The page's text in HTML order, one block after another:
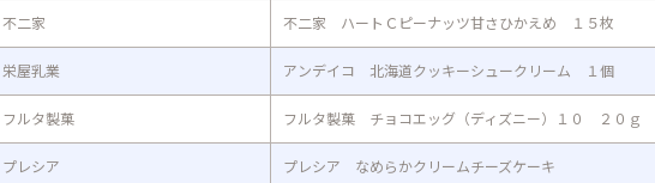
不二家 不二家 ハートＣピーナッツ甘さひかえめ １５枚
栄屋乳業 アンデイコ 北海道クッキーシュークリーム １個
フルタ製菓 フルタ製菓 チョコエッグ（ディズニー）１０ ２０ｇ
プレシア プレシア なめらかクリームチーズケーキ